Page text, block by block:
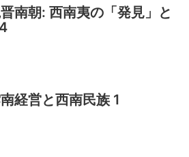
南朝: 西南夷の「発見」と
経営と西南民族 1